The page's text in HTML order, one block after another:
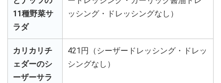
11種野菜サ
ラダ
ッシング・ドレッシングなし）
カリカリチ
ェダーのシ
ーザーサラ
421円（シーザードレッシング・ドレッ
シングなし）